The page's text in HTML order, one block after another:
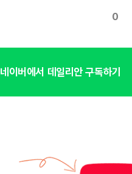
0
네이버에서 데일리안 구독하기